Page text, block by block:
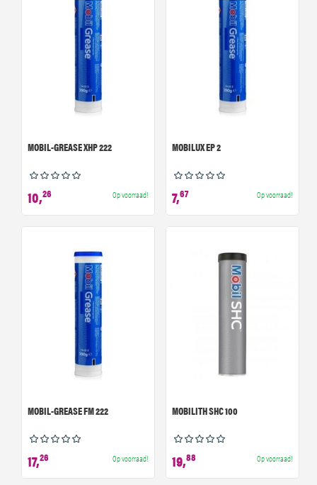
MOBIL-GREASE XHP 222
10,26 Op voorraad!
MOBILUX EP 2
7,67 Op voorraad!
MOBIL-GREASE FM 222
17,26 Op voorraad!
MOBILITH SHC 100
19,88 Op voorraad!